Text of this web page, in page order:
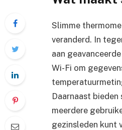
Slimme
veranderd. In
aan
Wi-Fi om
Daarnaast
meerdere
gezinsleden kunt